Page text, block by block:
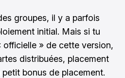
groupes, il y a parfois
initial. Mais si tu
officielle » de cette version,
distribuées, placement
bonus de placement.